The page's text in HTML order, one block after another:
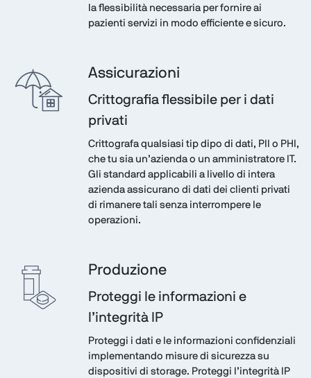
la flessibilità necessaria per fornire ai
pazienti servizi in modo efficiente e sicuro.
Assicurazioni
Crittografia flessibile per i dati
privati
Crittografa qualsiasi tip dipo di dati, PII o PHI,
che tu sia un’azienda o un amministratore IT.
Gli standard applicabili a livello di intera
azienda assicurano di dati dei clienti privati
di rimanere tali senza interrompere le
operazioni.
Produzione
Proteggi le informazioni e
l’integrità IP
Proteggi i dati e le informazioni confidenziali
implementando misure di sicurezza su
dispositivi di storage. Proteggi l’integrità IP